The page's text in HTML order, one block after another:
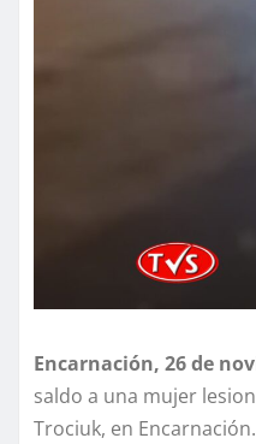
Encarnación, 26 de
saldo a una mujer
Trociuk, en Encarnación.